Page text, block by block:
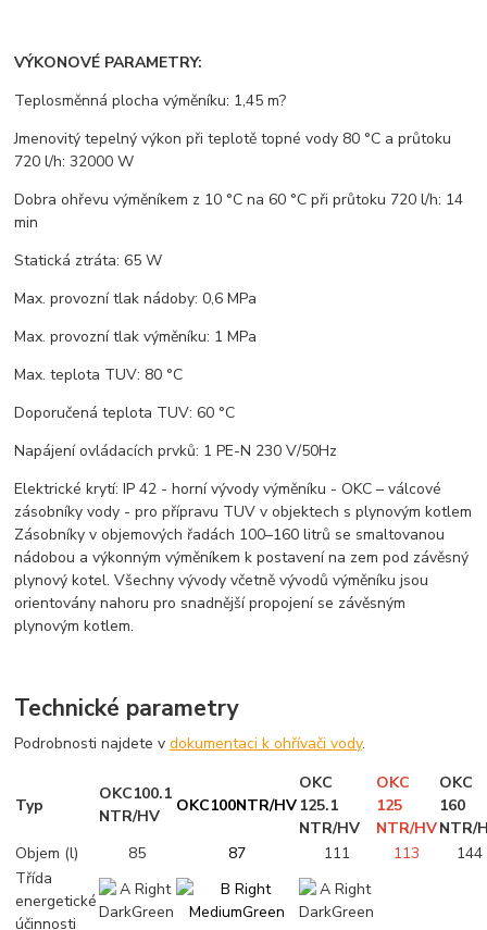
VÝKONOVÉ PARAMETRY:
Teplosměnná plocha výměníku: 1,45 m?
Jmenovitý tepelný výkon při teplotě topné vody 80 °C a průtoku
720 l/h: 32000 W
Dobra ohřevu výměníkem z 10 °C na 60 °C při průtoku 720 l/h: 14
min
Statická ztráta: 65 W
Max. provozní tlak nádoby: 0,6 MPa
Max. provozní tlak výměníku: 1 MPa
Max. teplota TUV: 80 °C
Doporučená teplota TUV: 60 °C
Napájení ovládacích prvků: 1 PE-N 230 V/50Hz
Elektrické krytí: IP 42 - horní vývody výměníku - OKC – válcové
zásobníky vody - pro přípravu TUV v objektech s plynovým kotlem
Zásobníky v objemových řadách 100–160 litrů se smaltovanou
nádobou a výkonným výměníkem k postavení na zem pod závěsný
plynový kotel. Všechny vývody včetně vývodů výměníku jsou
orientovány nahoru pro snadnější propojení se závěsným
plynovým kotlem.
Technické parametry
Podrobnosti najdete vdokumentaci k ohřívači vody.
Typ
OKC100.1
NTR/HV
OKC100NTR/HV
OKC
125.1
NTR/HV
OKC
125
NTR/HV
OKC
160
NTR/
Objem (l)
85 87 111 113
144
Třída
energetické
účinnosti